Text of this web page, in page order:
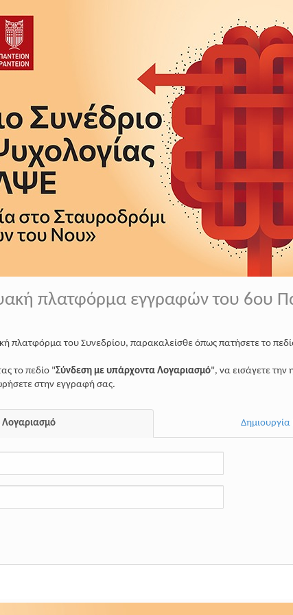
πλατφόρμα εγγραφών του 6ου
πλατφόρμα του Συνεδρίου, παρακαλείσθε όπως πατήσετε το
το πεδίο "Σύνδεση με υπάρχοντα Λογαριασμό", να εισάγετε την
στην εγγραφή σας.
Λογαριασμό